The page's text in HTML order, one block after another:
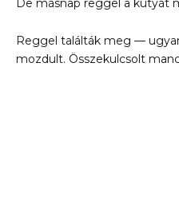
De másnap reggel a kutyát
Reggel találták meg —
mozdult. Összekulcsolt